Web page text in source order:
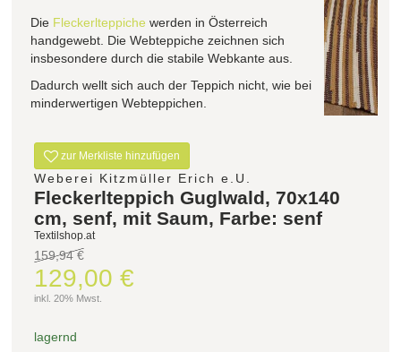
Die Fleckerlteppiche werden in Österreich
handgewebt. Die Webteppiche zeichnen sich
insbesondere durch die stabile Webkante aus.
Dadurch wellt sich auch der Teppich nicht, wie bei
minderwertigen Webteppichen.
zur Merkliste hinzufügen
Weberei Kitzmüller Erich e.U.
Fleckerlteppich Guglwald, 70x140
cm, senf, mit Saum, Farbe: senf
Textilshop.at
159,94 €
129,00 €
inkl. 20% Mwst.
lagernd